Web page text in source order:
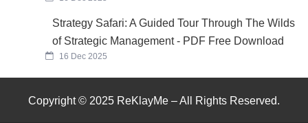
Strategy Safari: A Guided Tour Through The Wilds
of Strategic Management - PDF Free Download
16 Dec 2025
Copyright © 2025 ReKlayMe – All Rights Reserved.